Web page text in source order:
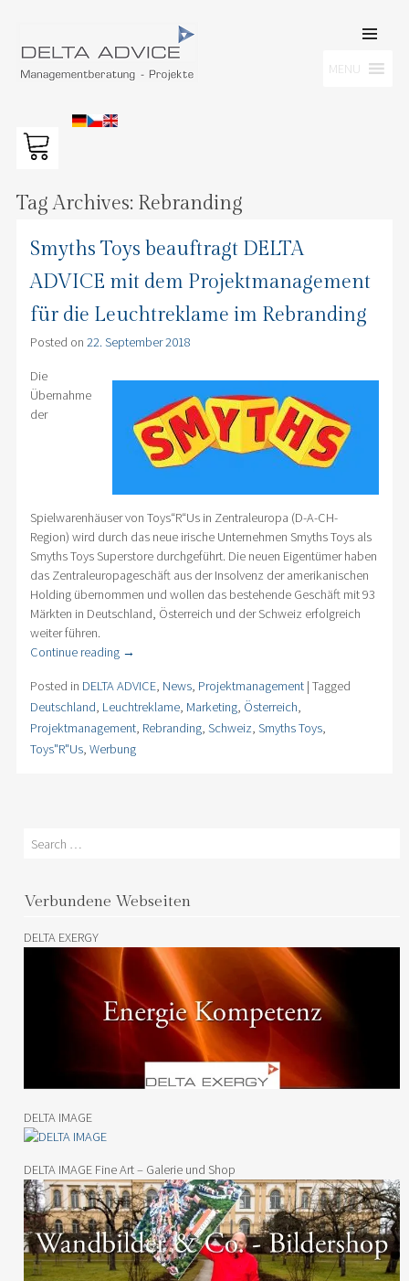
CONTENT
MENU
Tag Archives: Rebranding
Smyths Toys beauftragt DELTA
ADVICE mit dem Projektmanagement
für die Leuchtreklame im Rebranding
Posted on 22. September 2018
Die
Übernahme
der
Spielwarenhäuser von Toys“R“Us in Zentraleuropa (D-A-CH-
Region) wird durch das neue irische Unternehmen Smyths Toys als
Smyths Toys Superstore durchgeführt. Die neuen Eigentümer haben
das Zentraleuropageschäft aus der Insolvenz der amerikanischen
Holding übernommen und wollen das bestehende Geschäft mit 93
Märkten in Deutschland, Österreich und der Schweiz erfolgreich
weiter führen.
Continue reading →
Posted in DELTA ADVICE, News, Projektmanagement | Tagged
Deutschland, Leuchtreklame, Marketing, Österreich,
Projektmanagement, Rebranding, Schweiz, Smyths Toys,
Toys"R"Us, Werbung
Search
Verbundene Webseiten
DELTA EXERGY
DELTA IMAGE
DELTA IMAGE Fine Art – Galerie und Shop